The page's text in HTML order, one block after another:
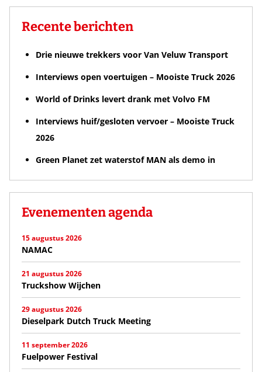
Recente berichten
Drie nieuwe trekkers voor Van Veluw Transport
Interviews open voertuigen – Mooiste Truck 2026
World of Drinks levert drank met Volvo FM
Interviews huif/gesloten vervoer – Mooiste Truck
2026
Green Planet zet waterstof MAN als demo in
Evenementen agenda
15 augustus 2026
NAMAC
21 augustus 2026
Truckshow Wijchen
29 augustus 2026
Dieselpark Dutch Truck Meeting
11 september 2026
Fuelpower Festival